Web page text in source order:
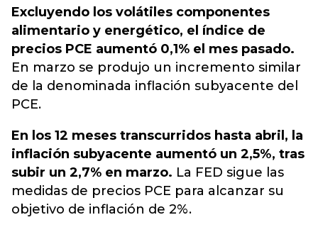
Excluyendo los volátiles componentes
alimentario y energético, el índice de
precios PCE aumentó 0,1% el mes pasado.
En marzo se produjo un incremento similar
de la denominada inflación subyacente del
PCE.
En los 12 meses transcurridos hasta abril, la
inflación subyacente aumentó un 2,5%, tras
subir un 2,7% en marzo. La FED sigue las
medidas de precios PCE para alcanzar su
objetivo de inflación de 2%.